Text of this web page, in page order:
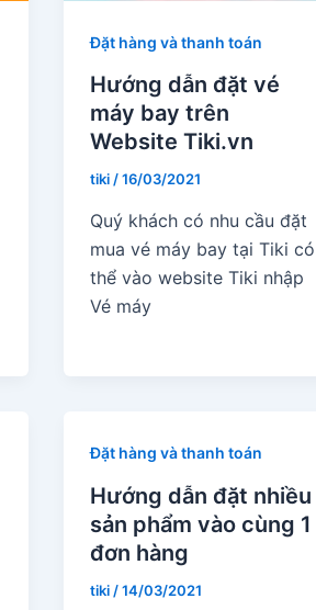
Đặt hàng và thanh toán
Hướng dẫn đặt vé
máy bay trên
Website Tiki.vn
tiki/16/03/2021
Quý khách có nhu cầu đặt
mua vé máy bay tại Tiki có
thể vào website Tiki nhập
Vé máy
Đặt hàng và thanh toán
Hướng dẫn đặt nhiều
sản phẩm vào cùng 1
đơn hàng
tiki /14/03/2021